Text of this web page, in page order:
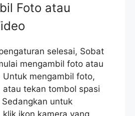
Foto atau
selesai, Sobat
mengambil foto atau
Untuk mengambil foto,
atau tekan tombol spasi
untuk